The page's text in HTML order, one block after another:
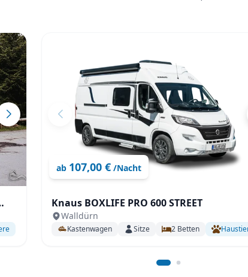
ab 107,00 € /Nacht
Knaus BOXLIFE PRO 600 STREET
Walldürn
Kastenwagen Sitze 2 Betten